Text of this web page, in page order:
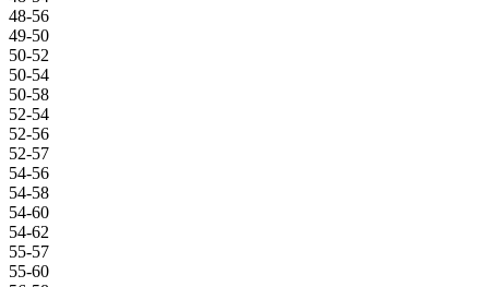
48-56
49-50
50-52
50-54
50-58
52-54
52-56
52-57
54-56
54-58
54-60
54-62
55-57
55-60